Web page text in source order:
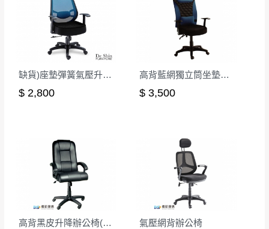
缺貨)座墊彈簧氣壓升降辦公椅-藍
$ 2,800
高背藍網獨立筒坐墊辦公椅(藍色)
$ 3,500
高背黑皮升降辦公椅(CK-209) 氣壓網背辦公椅